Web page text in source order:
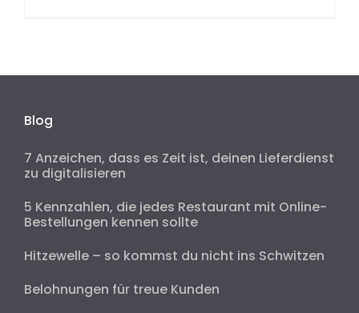
Blog
7 Anzeichen, dass es Zeit ist, deinen Lieferdienst
zu digitalisieren
5 Kennzahlen, die jedes Restaurant mit Online-
Bestellungen kennen sollte
Hitzewelle – so kommst du nicht ins Schwitzen
Belohnungen für treue Kunden